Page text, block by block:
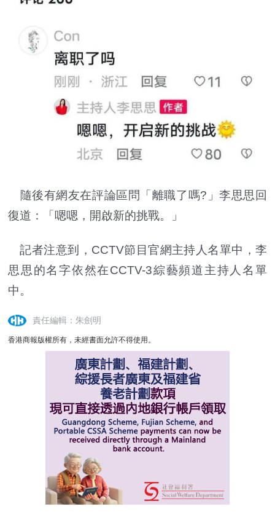
隨後有網友在評論區問「離職了嗎?」李思思回
復道：「嗯嗯，開啟新的挑戰。」
記者注意到，CCTV節目官網主持人名單中，李
思思的名字依然在CCTV-3綜藝頻道主持人名單
中。
責任編輯：朱劍明
香港商報版權所有，未經書面允許不得使用。